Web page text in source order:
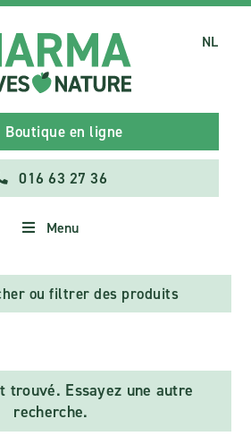
Boutique en ligne
016 63 27 36
Menu
NL
ou filtrer des produits
trouvé. Essayez une autre
recherche.